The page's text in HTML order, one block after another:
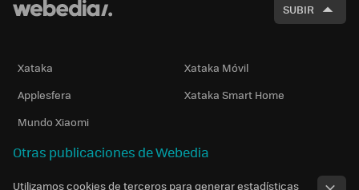
SUBIR
Xataka
Xataka Móvil
Applesfera
Xataka Smart Home
Mundo Xiaomi
Otras publicaciones de Webedia
Utilizamos cookies de terceros para generar estadísticas